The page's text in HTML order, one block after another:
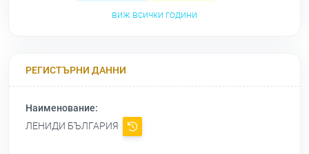
виж всички години
РЕГИСТЪРНИ ДАННИ
Наименование:
ЛЕНИДИ БЪЛГАРИЯ